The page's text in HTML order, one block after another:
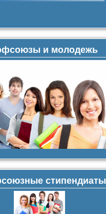
и молодежь
стипендиаты